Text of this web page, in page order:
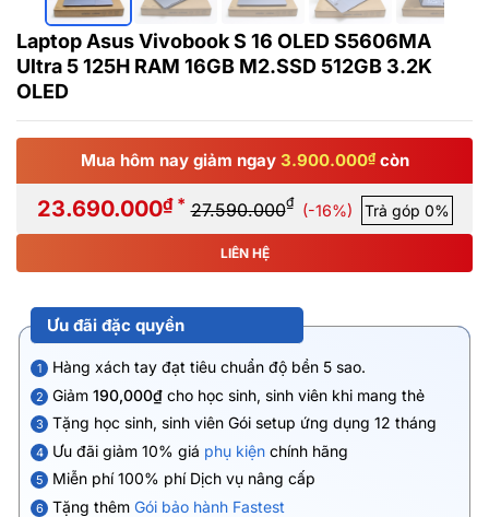
Laptop Asus Vivobook S 16 OLED S5606MA
Ultra 5 125H RAM 16GB M2.SSD 512GB 3.2K
OLED
Mua hôm nay giảm ngay 3.900.000₫ còn
23.690.000₫ * 27.590.000₫ (-16%) Trả góp 0%
LIÊN HỆ
Ưu đãi đặc quyền
1 Hàng xách tay đạt tiêu chuẩn độ bền 5 sao.
2 Giảm 190,000₫ cho học sinh, sinh viên khi mang thẻ
3 Tặng học sinh, sinh viên Gói setup ứng dụng 12 tháng
4 Ưu đãi giảm 10% giá phụ kiện chính hãng
5 Miễn phí 100% phí Dịch vụ nâng cấp
6 Tặng thêm Gói bảo hành Fastest